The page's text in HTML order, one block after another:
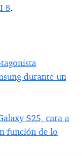
8.
durante un
S25, cara a
función de lo